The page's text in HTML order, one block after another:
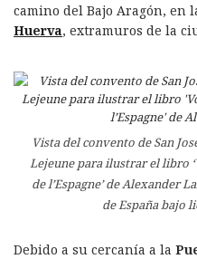
camino del Bajo Aragón, en
Huerva, extramuros de la
Vista del convento de San
Lejeune para ilustrar el libro
de l’Espagne’ de Alexander
de España bajo
Debido a su cercanía a la